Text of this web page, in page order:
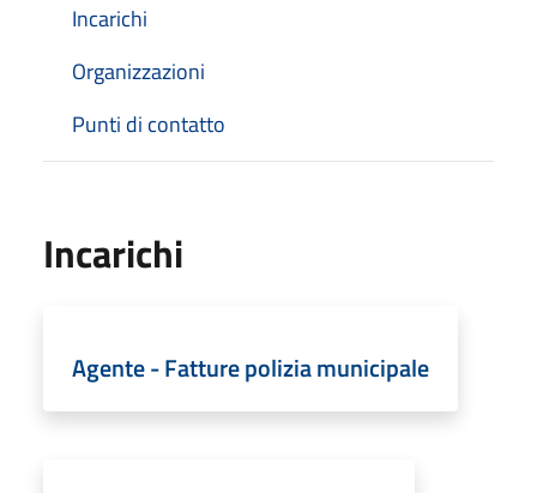
Incarichi
Organizzazioni
Punti di contatto
Incarichi
Agente - Fatture polizia municipale